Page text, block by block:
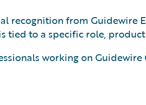
recognition from
to a specific role, product
working on